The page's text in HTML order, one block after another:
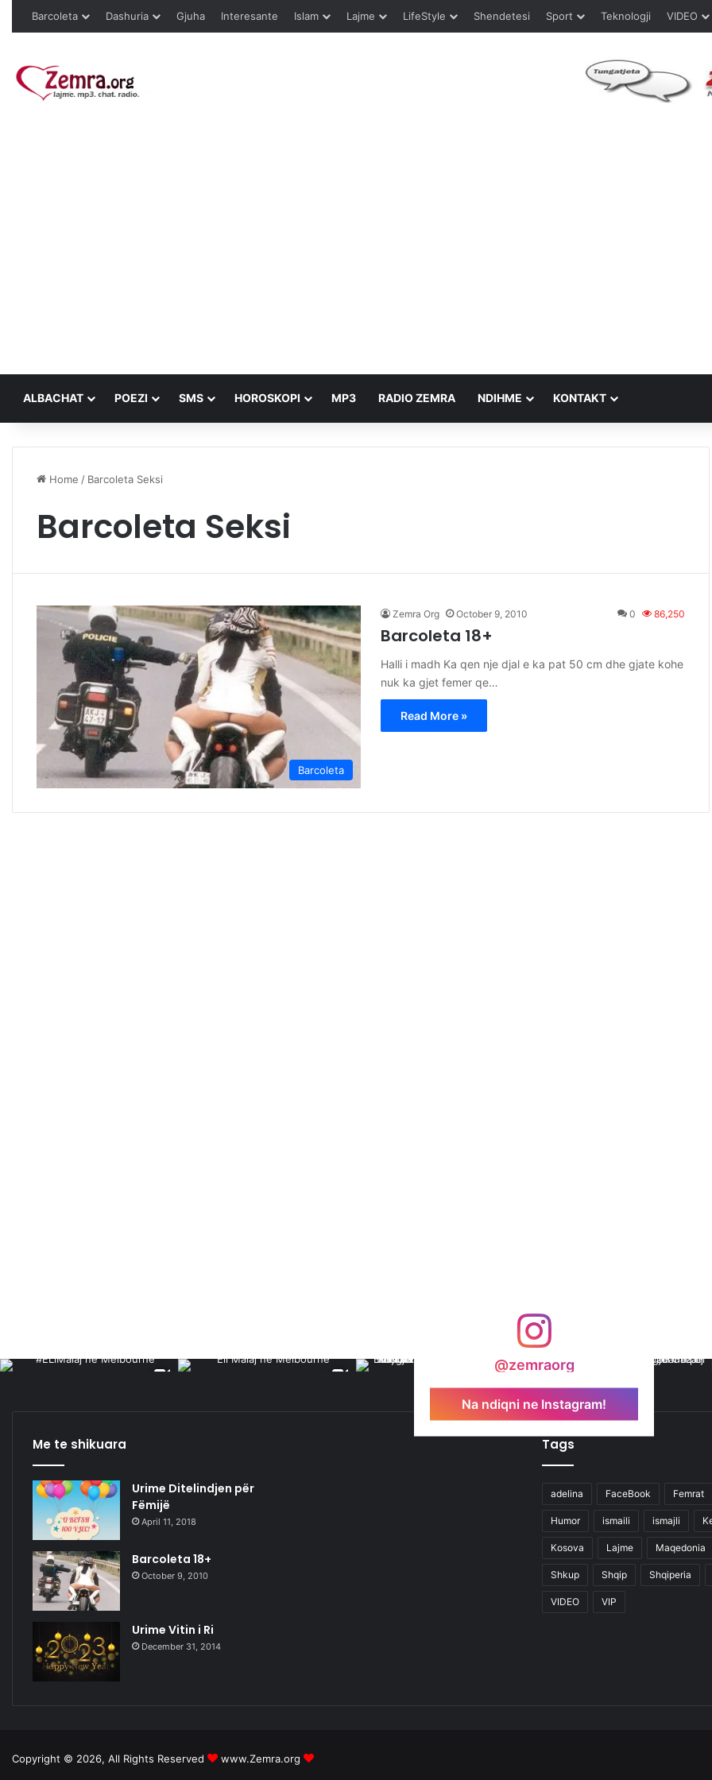
Barcoleta Dashuria Gjuha Interesante Islam Lajme LifeStyle Shendetesi Sport Teknologji VIDEO
ALBACHAT POEZI SMS HOROSKOPI MP3 RADIO ZEMRA NDIHME KONTAKT
Home / Barcoleta Seksi
Barcoleta Seksi
Barcoleta
Zemra Org October 9, 2010 0 86,250
Barcoleta 18+
Halli i madh Ka qen nje djal e ka pat 50 cm dhe gjate kohe
nuk ka gjet femer qe…
Read More »
@zemraorg
Na ndiqni ne Instagram!
Me te shikuara
Urime Ditelindjen për
Fëmijë
April 11, 2018
Barcoleta 18+
October 9, 2010
Urime Vitin i Ri
December 31, 2014
Tags
adelina FaceBook Femrat
Humor ismaili ismajli
Kosova Lajme Maqedonia
Shkup Shqip Shqiperia
VIDEO VIP
Copyright © 2026, All Rights Reserved www.Zemra.org